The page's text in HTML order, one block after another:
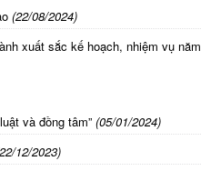
(22/08/2024)
xuất sắc kế hoạch, nhiệm vụ năm
và đồng tâm” (05/01/2024)
12/2023)